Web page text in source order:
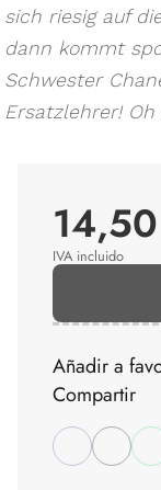
sich riesig auf
dann kommt
Schwester
Ersatzlehrer! Oh
IVA incluido
Añadir a
Compartir